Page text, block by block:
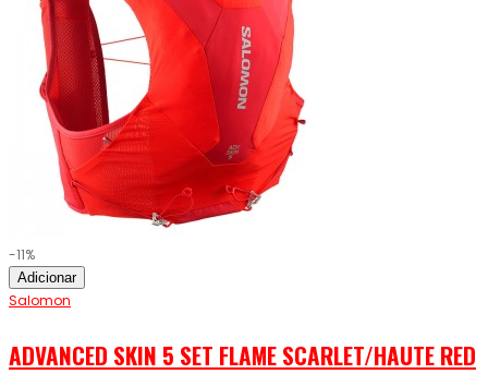
-11%
Adicionar
Salomon
ADVANCED SKIN 5 SET FLAME SCARLET/HAUTE RED